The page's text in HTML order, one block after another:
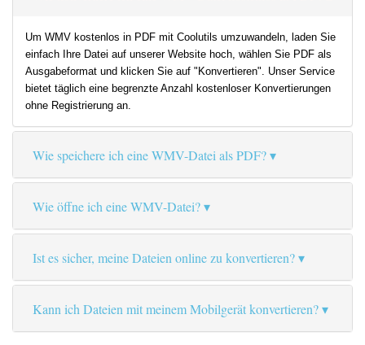
Um WMV kostenlos in PDF mit Coolutils umzuwandeln, laden Sie
einfach Ihre Datei auf unserer Website hoch, wählen Sie PDF als
Ausgabeformat und klicken Sie auf "Konvertieren". Unser Service
bietet täglich eine begrenzte Anzahl kostenloser Konvertierungen
ohne Registrierung an.
Wie speichere ich eine WMV-Datei als PDF?
Wie öffne ich eine WMV-Datei?
Ist es sicher, meine Dateien online zu konvertieren?
Kann ich Dateien mit meinem Mobilgerät konvertieren?